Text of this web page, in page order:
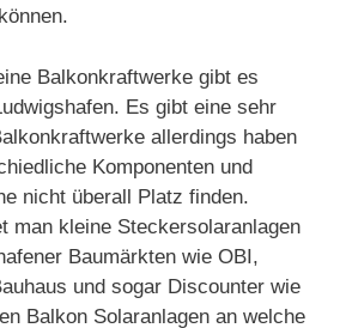
Balkonkraftwerke gibt es
Es gibt eine sehr
allerdings haben
Komponenten und
nicht überall Platz finden.
man kleine Steckersolaranlagen
Baumärkten wie OBI,
und sogar Discounter wie
Balkon Solaranlagen an welche